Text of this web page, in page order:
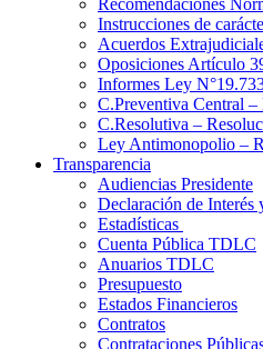
Recomendaciones
Instrucciones de
Acuerdos
Oposiciones Artículo
Informes Ley
C.Preventiva Central
C.Resolutiva –
Ley Antimonopolio –
Transparencia
Audiencias Presidente
Declaración de Interés
Estadísticas
Cuenta Pública TDLC
Anuarios TDLC
Presupuesto
Estados Financieros
Contratos
Contrataciones